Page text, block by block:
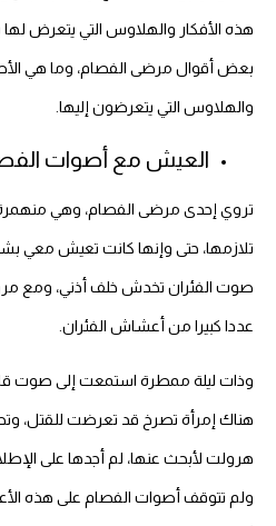
هذه الأفكار والهلاوس التي يتعرض
بعض أقوال مرضى الفصام، وما هي
والهلاوس التي يتعرضون إليها.
العيش مع أصوات
تروي إحدى مرضى الفصام، وهي منهمرة
تلازمها، حتى وإنها كانت تعيش معي
صوت الفئران تخدش خلف أذني، ومع
عددا كبيرا من أعشاش الفئران.
وذات ليلة ممطرة استمعت إلى صوت
هناك إمرأة تصرخ قد تعرضت للقتل،
هرولت لأبحث عنها، لم أجدها على
ولم تتوقف أصوات الفصام على هذه